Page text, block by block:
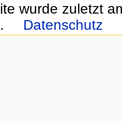
wurde zuletzt
Datenschutz